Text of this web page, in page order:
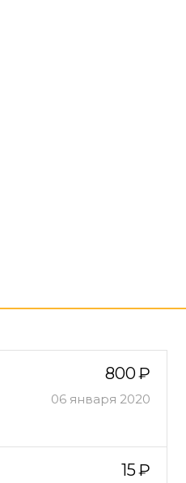
800
06 января 2020
15